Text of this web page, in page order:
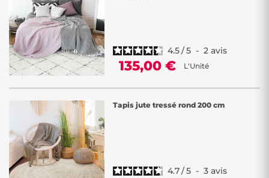
4.5/5 - 2 avis
135,00 € L'Unité
Tapis jute tressé rond 200 cm
4.7/5 - 3 avis